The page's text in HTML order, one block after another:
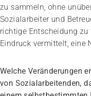
zu sammeln, ohne
Sozialarbeiter und
richtige Entscheidung
Eindruck vermittelt, eine
Welche Veränderungen
von Sozialarbeitenden,